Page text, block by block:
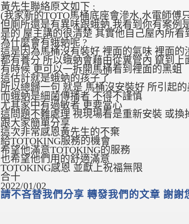
黃先生聯絡原文如下 :
(我家新的TOTO馬桶底座會滲水,水電師傅
但廁所還是有異味跟蛾蚋,我看到你有案例
是的 屋主講的很清楚 其實他自己屋內所看
為什麼會有蛾蚋呢 ?
這是因為馬桶沒有裝好 裡面的氣味 裡面的
都有養分 所以蛾蚋會藉由從糞管內 竄到上
有時候 更可以一拆開馬桶看到裡面的黑蛆
這估計就是蛾蚋的孩子了
所以總歸一句 就是 馬桶沒安裝好 所引起
而蛾蚋是細菌傳播者 不得不謹慎
尤其家中有過敏者 更要當心
這問題不難處理 視現場看是重新安裝 或換
跟大家簡單分享
這次非常感恩黃先生的不棄
給TOTOKING服務的機會
希望他滿意TOTOKING的服務
也希望他們用的舒適滿意
TOTOKING感恩 並獻上祝福無限
合十
2022/01/02
請不吝替我們分享 轉發我們的文章 謝謝